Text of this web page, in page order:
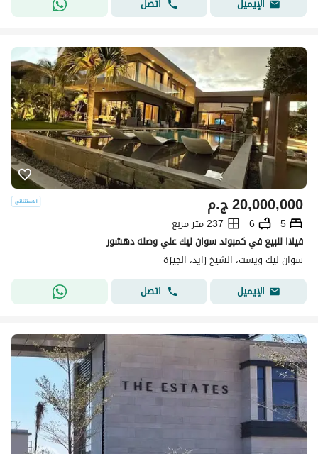
الإيميل
ج.م20,000,000
5
6
237 متر مربع
فيلاا للبيع في كمبوند سوان ليك علي وصله دهشور
سوان ليك ويست، الشيخ زايد، الجيزة
الإيميل
اتصل